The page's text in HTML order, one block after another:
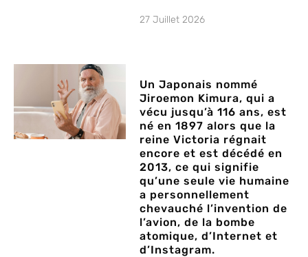
27 Juillet 2026
Un Japonais nommé
Jiroemon Kimura, qui a
vécu jusqu’à 116 ans, est
né en 1897 alors que la
reine Victoria régnait
encore et est décédé en
2013, ce qui signifie
qu’une seule vie humaine
a personnellement
chevauché l’invention de
l’avion, de la bombe
atomique, d’Internet et
d’Instagram.